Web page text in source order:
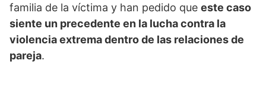
familia de la víctima y han pedido que este caso
siente un precedente en la lucha contra la
violencia extrema dentro de las relaciones de
pareja.